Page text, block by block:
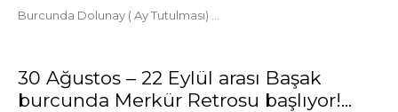
Burcunda Dolunay ( Ay Tutulması) ...
30 Ağustos – 22 Eylül arası Başak
burcunda Merkür Retrosu başlıyor!...